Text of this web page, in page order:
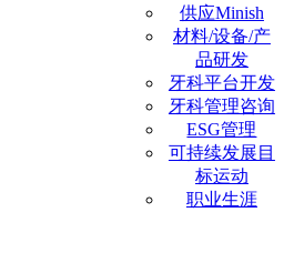
供应Minish
材料/设备/产
品研发
牙科平台开发
牙科管理咨询
ESG管理
可持续发展目
标运动
职业生涯